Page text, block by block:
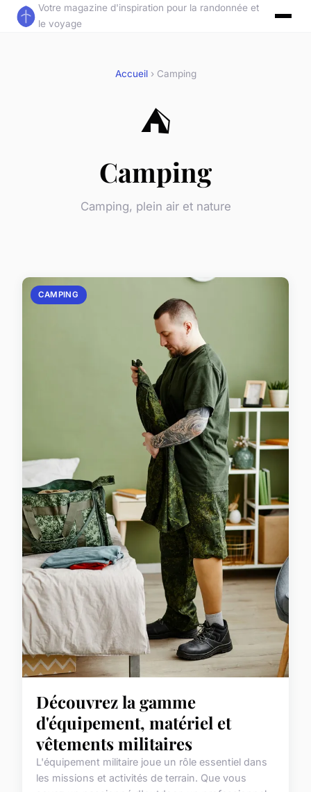
Votre magazine d'inspiration pour la randonnée et
le voyage
Accueil› Camping
⛺
Camping
Camping, plein air et nature
CAMPING
Découvrez la gamme
d'équipement, matériel et
vêtements militaires
L'équipement militaire joue un rôle essentiel dans
les missions et activités de terrain. Que vous